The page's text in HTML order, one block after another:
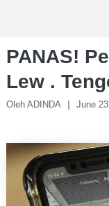
PANAS!
Lew .
Oleh ADINDA June